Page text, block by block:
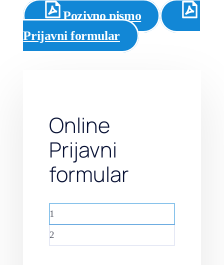
Pozivno pismo
Prijavni formular
Online
Prijavni
formular
1
2